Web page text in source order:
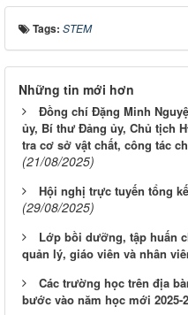
Tags: STEM
Những tin mới hơn
Đồng chí Đặng Minh
ủy, Bí thư Đảng ủy, Chủ tịch
tra cơ sở vật chất, công tác
(21/08/2025)
Hội nghị trực tuyến tổng
(29/08/2025)
Lớp bồi dưỡng, tập huấn
quản lý, giáo viên và nhân
Các trường học trên địa
bước vào năm học mới 2025-